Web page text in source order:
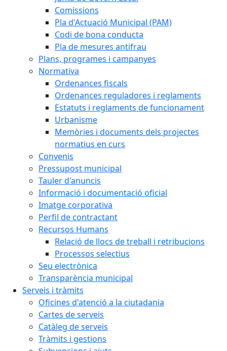
Comissions
Pla d'Actuació Municipal (PAM)
Codi de bona conducta
Pla de mesures antifrau
Plans, programes i campanyes
Normativa
Ordenances fiscals
Ordenances reguladores i reglaments
Estatuts i reglaments de funcionament
Urbanisme
Memòries i documents dels projectes
normatius en curs
Convenis
Pressupost municipal
Tauler d'anuncis
Informació i documentació oficial
Imatge corporativa
Perfil de contractant
Recursos Humans
Relació de llocs de treball i retribucions
Processos selectius
Seu electrònica
Transparència municipal
Serveis i tràmits
Oficines d'atenció a la ciutadania
Cartes de serveis
Catàleg de serveis
Tràmits i gestions